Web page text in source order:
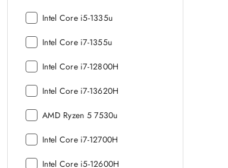
Model
Intel Core i5-1335u
Model
Intel Core i7-1355u
Model
Intel Core i7-12800H
Model
Intel Core i7-13620H
Model
AMD Ryzen 5 7530u
Model
Intel Core i7-12700H
Model
Intel Core i5-12600H